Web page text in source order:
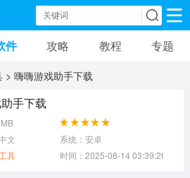
手机软件
卡牌游戏
音乐游戏 传奇游戏
件 攻略 教程 专题
> 嗨嗨游戏助手下载
手下载
文
系统：安卓
具 时间：2025-08-14 03:39:26